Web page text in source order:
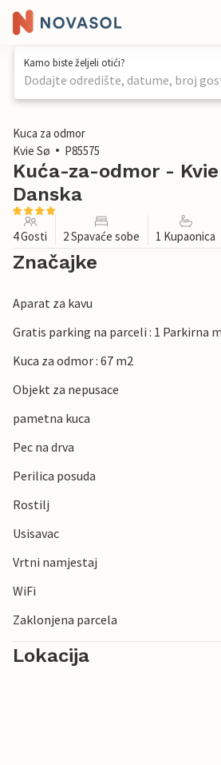
Kamo biste željeli otići?
Dodajte odredište, datume, broj
1 / 15
Kuca za odmor
Kvie Sø
P85575
Kuća-za-odmor - Kvie
Danska
4 Gosti 2 Spavaće sobe 1 Kupaonica
Značajke
Aparat za kavu
Gratis parking na parceli : 1 Parkirna
Kuca za odmor : 67 m2
Objekt za nepusace
pametna kuca
Pec na drva
Perilica posuda
Rostilj
Usisavac
Vrtni namjestaj
WiFi
Zaklonjena parcela
Lokacija